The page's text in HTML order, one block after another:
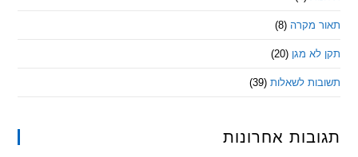
(8)
מגן (20)
לשאלות (39)
אחרונות